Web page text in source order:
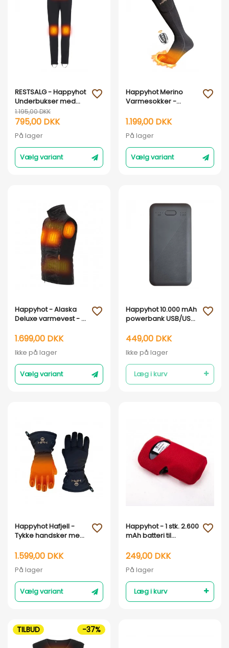
Vis her
RESTSALG - Happyhot
Underbukser med
elvarme
1.195,00 DKK
795,00 DKK
På lager
Vælg variant
favorite_outline
Vis her
Happyhot Merino
Varmesokker -
1.199,00 DKK
På lager
Vælg variant
favorite_outline
Vis her
Happyhot - Alaska
Deluxe varmevest - 4
1.699,00 DKK
Ikke på lager
Vælg variant
favorite_outline
Vis her
Happyhot 10.000 mAh
powerbank USB/USB-
449,00 DKK
Ikke på lager
Læg i kurv
favorite_outline
Vis her
Happyhot Hafjell -
Tykke handsker med
1.599,00 DKK
På lager
Vælg variant
favorite_outline
Vis her
Happyhot - 1 stk. 2.600
mAh batteri til
249,00 DKK
På lager
Læg i kurv
favorite_outline
TILBUD -37%